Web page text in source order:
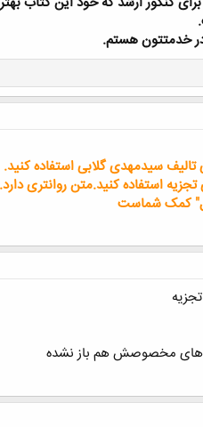
خدمتتون هستم.
سیدمهدی گلابی استفاده کنید.
استفاده کنید.متن روانتری دارد.
کمک شماست
های مخصوصش هم باز نشده